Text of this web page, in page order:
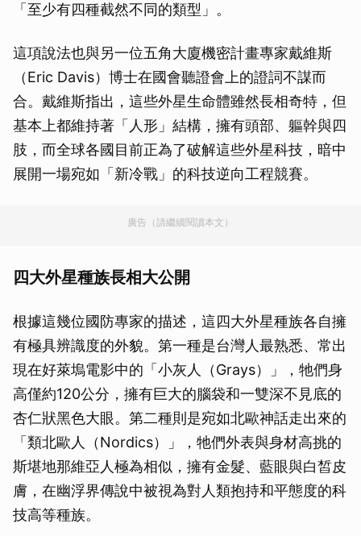
「至少有四種截然不同的類型」。
這項說法也與另一位五角大廈機密計畫專家戴維斯
（Eric Davis）博士在國會聽證會上的證詞不謀而
合。戴維斯指出，這些外星生命體雖然長相奇特，但
基本上都維持著「人形」結構，擁有頭部、軀幹與四
肢，而全球各國目前正為了破解這些外星科技，暗中
展開一場宛如「新冷戰」的科技逆向工程競賽。
廣告（請繼續閱讀本文）
四大外星種族長相大公開
根據這幾位國防專家的描述，這四大外星種族各自擁
有極具辨識度的外貌。第一種是台灣人最熟悉、常出
現在好萊塢電影中的「小灰人（Grays）」，牠們身
高僅約120公分，擁有巨大的腦袋和一雙深不見底的
杏仁狀黑色大眼。第二種則是宛如北歐神話走出來的
「類北歐人（Nordics）」，牠們外表與身材高挑的
斯堪地那維亞人極為相似，擁有金髮、藍眼與白皙皮
膚，在幽浮界傳說中被視為對人類抱持和平態度的科
技高等種族。